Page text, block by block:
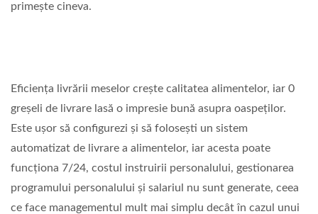
primește cineva.
Eficiența livrării meselor crește calitatea alimentelor, iar 0
greșeli de livrare lasă o impresie bună asupra oaspeților.
Este ușor să configurezi și să folosești un sistem
automatizat de livrare a alimentelor, iar acesta poate
funcționa 7/24, costul instruirii personalului, gestionarea
programului personalului și salariul nu sunt generate, ceea
ce face managementul mult mai simplu decât în cazul unui